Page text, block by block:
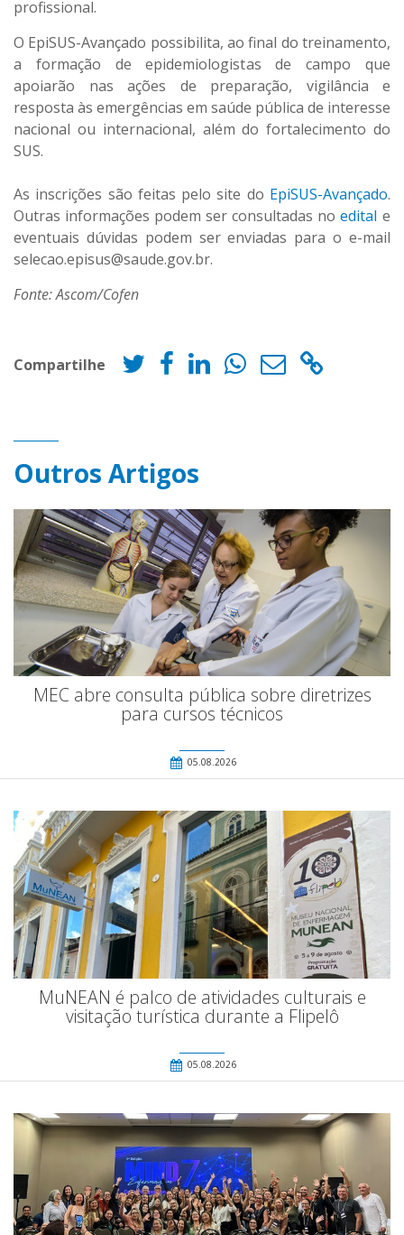
profissional.
O EpiSUS-Avançado possibilita, ao final do treinamento,
a formação de epidemiologistas de campo que
apoiarão nas ações de preparação, vigilância e
resposta às emergências em saúde pública de interesse
nacional ou internacional, além do fortalecimento do
SUS.
As inscrições são feitas pelo site do EpiSUS-Avançado.
Outras informações podem ser consultadas no edital e
eventuais dúvidas podem ser enviadas para o e-mail
selecao.episus@saude.gov.br.
Fonte: Ascom/Cofen
Compartilhe
Outros Artigos
MEC abre consulta pública sobre diretrizes
para cursos técnicos
05.08.2026
MuNEAN é palco de atividades culturais e
visitação turística durante a Flipelô
05.08.2026